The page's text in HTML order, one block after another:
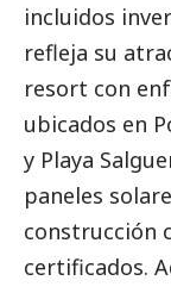
incluidos
refleja su
resort con
ubicados en
y Playa
paneles
construcción
certificados.